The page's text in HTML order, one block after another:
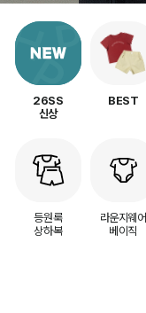
26SS
신상
BEST
등원룩
상하복
라운지웨어
베이직